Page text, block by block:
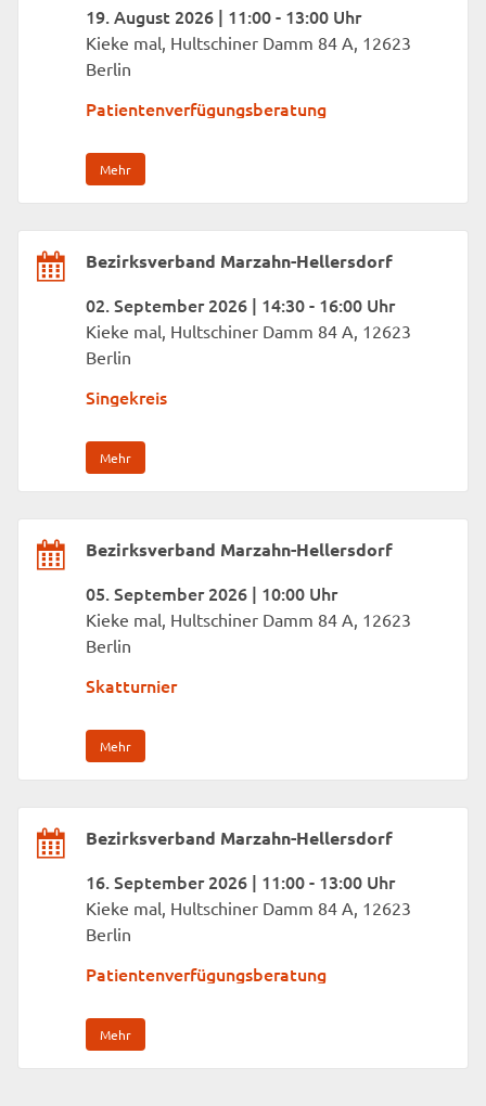
19. August 2026 | 11:00 - 13:00 Uhr
Kieke mal, Hultschiner Damm 84 A, 12623
Berlin
Patientenverfügungsberatung
Mehr
Bezirksverband Marzahn-Hellersdorf
02. September 2026 | 14:30 - 16:00 Uhr
Kieke mal, Hultschiner Damm 84 A, 12623
Berlin
Singekreis
Mehr
Bezirksverband Marzahn-Hellersdorf
05. September 2026 | 10:00 Uhr
Kieke mal, Hultschiner Damm 84 A, 12623
Berlin
Skatturnier
Mehr
Bezirksverband Marzahn-Hellersdorf
16. September 2026 | 11:00 - 13:00 Uhr
Kieke mal, Hultschiner Damm 84 A, 12623
Berlin
Patientenverfügungsberatung
Mehr